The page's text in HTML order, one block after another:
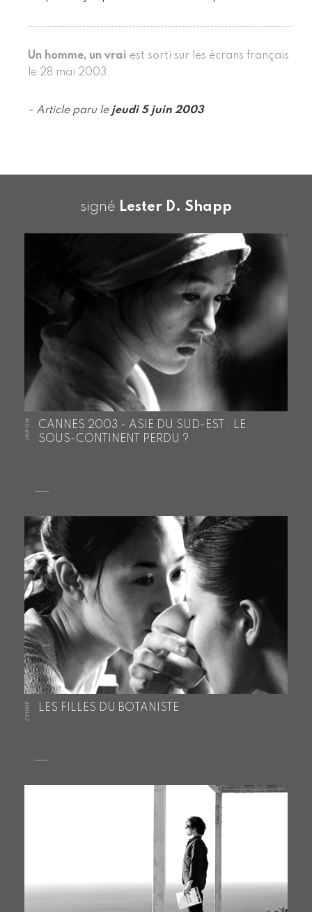
Un homme, un vrai est sorti sur les écrans français
le 28 mai 2003.
- Article paru le jeudi 5 juin 2003
signé Lester D. Shapp
JAPON
CANNES 2003 - ASIE DU SUD-EST : LE
SOUS-CONTINENT PERDU ?
CHINE LES FILLES DU BOTANISTE